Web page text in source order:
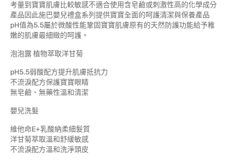
考量到寶寶肌膚比較敏感不適合使用含皂鹼或刺激性高的化學成分
產品因此施巴嬰兒禮盒系列提供寶寶全面的呵護清潔與保養產品
pH值為5.5屬於微酸性能鞏固寶寶肌膚原有的天然防護功能給予稚
嫩的肌膚最細緻的呵護。
泡泡露 植物萃取洋甘菊
pH5.5弱酸配方提升肌膚抵抗力
不流淚配方保護寶寶眼睛
無皂鹼、無藥性溫和清潔
嬰兒洗髮
維他命E+乳酸納柔細髮質
洋甘菊萃取溫和舒緩敏感
不流淚配方溫和洗淨頭皮